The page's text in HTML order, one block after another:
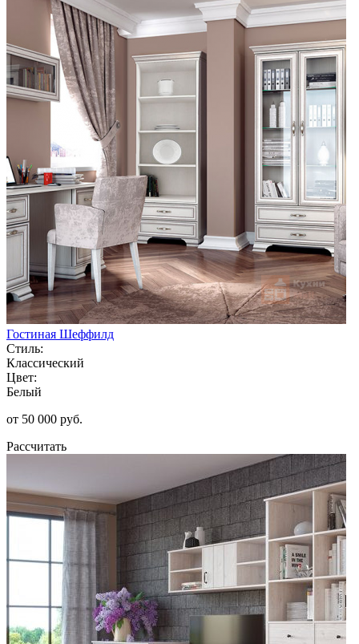
Гостиная Шеффилд
Стиль:
Классический
Цвет:
Белый
от 50 000 руб.
Рассчитать